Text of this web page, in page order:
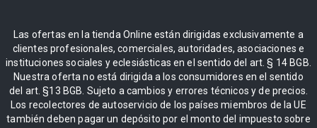
Las ofertas en la tienda Online están dirigidas exclusivamente a
clientes profesionales, comerciales, autoridades, asociaciones e
instituciones sociales y eclesiásticas en el sentido del art. § 14 BGB.
Nuestra oferta no está dirigida a los consumidores en el sentido
del art. §13 BGB. Sujeto a cambios y errores técnicos y de precios.
Los recolectores de autoservicio de los países miembros de la UE
también deben pagar un depósito por el monto del impuesto sobre